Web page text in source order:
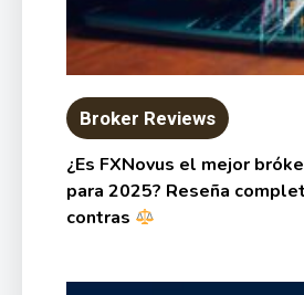
Broker Reviews
¿Es FXNovus el mejor
para 2025? Reseña
contras